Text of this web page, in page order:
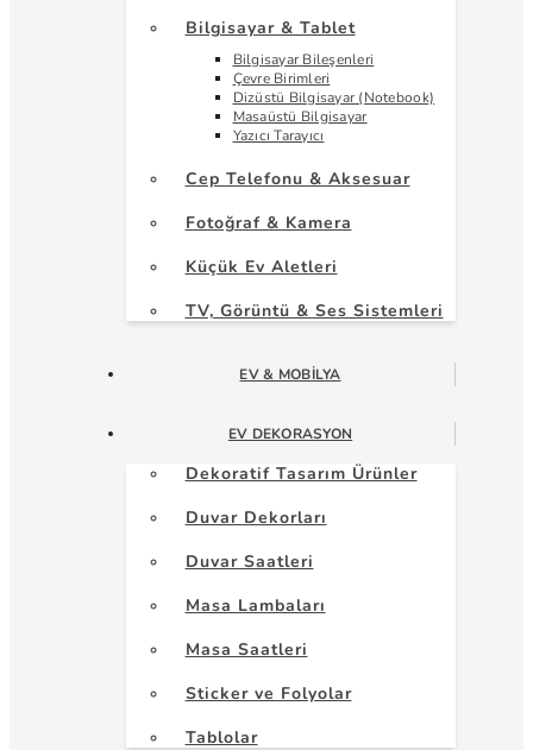
Bilgisayar & Tablet
Bilgisayar Bileşenleri
Çevre Birimleri
Dizüstü Bilgisayar (Notebook)
Masaüstü Bilgisayar
Yazıcı Tarayıcı
Cep Telefonu & Aksesuar
Fotoğraf & Kamera
Küçük Ev Aletleri
TV, Görüntü & Ses Sistemleri
EV & MOBILYA
EV DEKORASYON
Dekoratif Tasarım Ürünler
Duvar Dekorları
Duvar Saatleri
Masa Lambaları
Masa Saatleri
Sticker ve Folyolar
Tablolar